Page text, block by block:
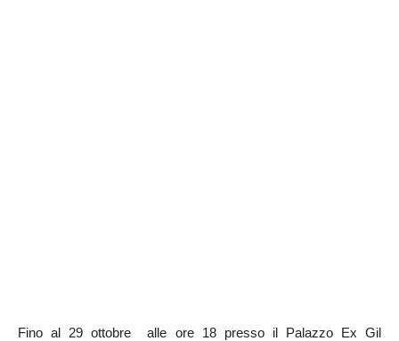
Fino al 29 ottobre alle ore 18 presso il Palazzo Ex Gil